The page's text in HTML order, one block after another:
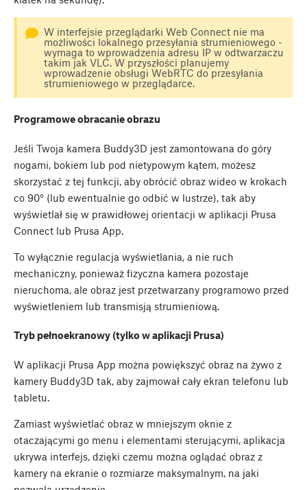
W interfejsie przeglądarki Web Connect nie ma
możliwości lokalnego przesyłania strumieniowego -
wymaga to wprowadzenia adresu IP w odtwarzaczu
takim jak VLC. W przyszłości planujemy
wprowadzenie obsługi WebRTC do przesyłania
strumieniowego w przeglądarce.
Programowe obracanie obrazu
Jeśli Twoja kamera Buddy3D jest zamontowana do góry
nogami, bokiem lub pod nietypowym kątem, możesz
skorzystać z tej funkcji, aby obrócić obraz wideo w krokach
co 90° (lub ewentualnie go odbić w lustrze), tak aby
wyświetlał się w prawidłowej orientacji w aplikacji Prusa
Connect lub Prusa App.
To wyłącznie regulacja wyświetlania, a nie ruch
mechaniczny, ponieważ fizyczna kamera pozostaje
nieruchoma, ale obraz jest przetwarzany programowo przed
wyświetleniem lub transmisją strumieniową.
Tryb pełnoekranowy (tylko w aplikacji Prusa)
W aplikacji Prusa App można powiększyć obraz na żywo z
kamery Buddy3D tak, aby zajmował cały ekran telefonu lub
tabletu.
Zamiast wyświetlać obraz w mniejszym oknie z
otaczającymi go menu i elementami sterującymi, aplikacja
ukrywa interfejs, dzięki czemu można oglądać obraz z
kamery na ekranie o rozmiarze maksymalnym, na jaki